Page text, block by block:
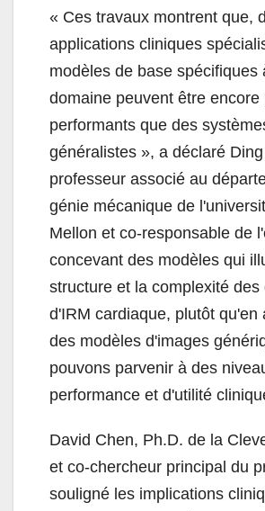
« Ces travaux montrent que,
applications cliniques
modèles de base spécifiques
domaine peuvent être encore
performants que des
généralistes », a déclaré
professeur associé au
génie mécanique de
Mellon et co-responsable de
concevant des modèles qui
structure et la complexité des
d'IRM cardiaque, plutôt qu'en
des modèles d'images
pouvons parvenir à des
performance et d'utilité
David Chen, Ph.D. de la
et co-chercheur principal du
souligné les implications